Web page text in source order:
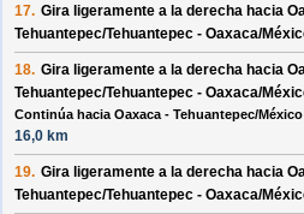
17. Gira ligeramente a la derecha hacia
Tehuantepec/Tehuantepec - Oaxaca/
18. Gira ligeramente a la derecha hacia
Tehuantepec/Tehuantepec - Oaxaca/
Continúa hacia Oaxaca - Tehuantepec/México
16,0 km
19. Gira ligeramente a la derecha hacia
Tehuantepec/Tehuantepec - Oaxaca/